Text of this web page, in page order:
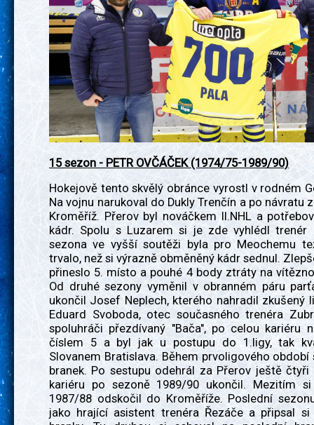
15 sezon - PETR OVČÁČEK (1974/75-1989/90)
Hokejově tento skvělý obránce vyrostl v rodném
Na vojnu narukoval do Dukly Trenčín a po návratu
Kroměříž. Přerov byl nováčkem II.NHL a
kádr. Spolu s Luzarem si je zde vyhlédl trenér
sezona ve vyšší soutěži byla pro Meochemu
trvalo, než si výrazně obměněný kádr sednul.
přineslo 5. místo a pouhé 4 body ztráty na
Od druhé sezony vyměnil v obranném páru
ukončil Josef Neplech, kterého nahradil zkušený
Eduard Svoboda, otec současného trenéra
spoluhráči přezdívaný "Bača", po celou kariéru
číslem 5 a byl jak u postupu do 1.ligy, tak
Slovanem Bratislava. Během prvoligového období
branek. Po sestupu odehrál za Přerov ještě čtyři
kariéru po sezoně 1989/90 ukončil. Mezitím
1987/88 odskočil do Kroměříže. Poslední
jako hrající asistent trenéra Řezáče a připsal si